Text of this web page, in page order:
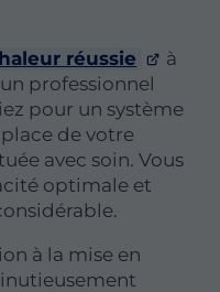
réussie
à
professionnel
pour un système
de votre
avec soin. Vous
optimale et
à la mise en